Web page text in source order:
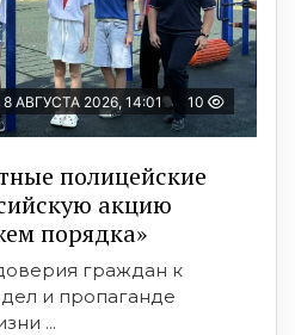
8 АВГУСТА 2026, 14:01 10
полицейские
акцию
порядка»
граждан к
и пропаганде
...